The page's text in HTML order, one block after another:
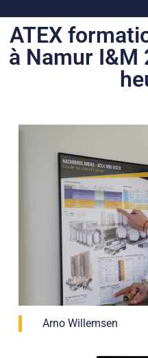
ATEX
à Namur I&M
Arno Willemsen